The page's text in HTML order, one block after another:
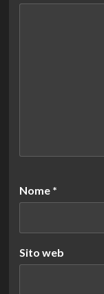
Nome *
Sito web